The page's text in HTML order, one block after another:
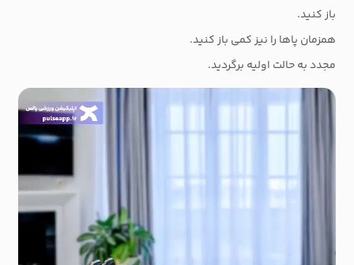
باز کنید.
همزمان پاها را نیز کمی باز کنید.
مجدد به حالت اولیه برگردید.